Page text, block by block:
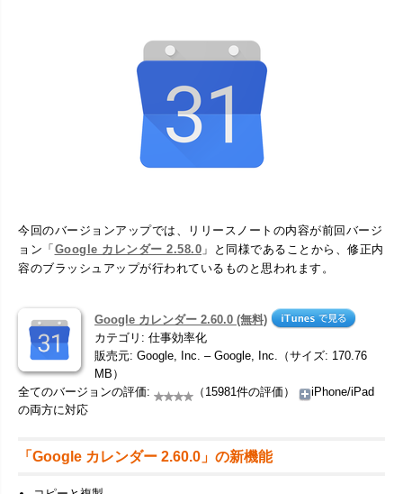
今回のバージョンアップでは、リリースノートの内容が前回バージ
ョン「Google カレンダー 2.58.0 」と同様であることから、修正内
容のブラッシュアップが行われているものと思われます。
Google カレンダー 2.60.0 (無料)
カテゴリ: 仕事効率化
販売元: Google, Inc. – Google, Inc.（サイズ: 170.76
MB）
全てのバージョンの評価:
（15981件の評価）
iPhone/iPad
の両方に対応
「Google カレンダー 2.60.0」の新機能